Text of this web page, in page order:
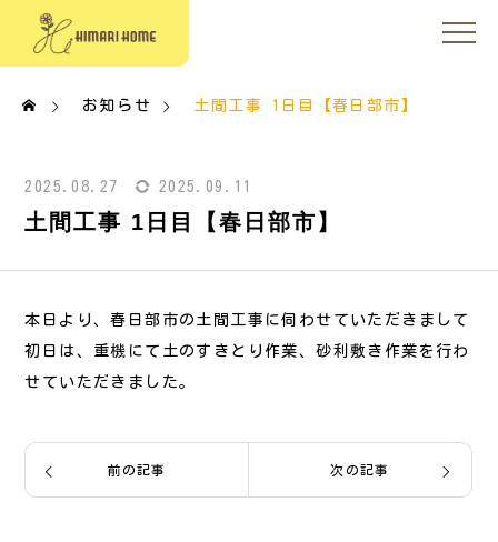
お知らせ 土間工事 1日目【春日部市】
2025.08.27 2025.09.11
土間工事 1日目【春日部市】
本日より、春日部市の土間工事に伺わせていただきまして
初日は、重機にて土のすきとり作業、砂利敷き作業を行わ
せていただきました。
前の記事 次の記事